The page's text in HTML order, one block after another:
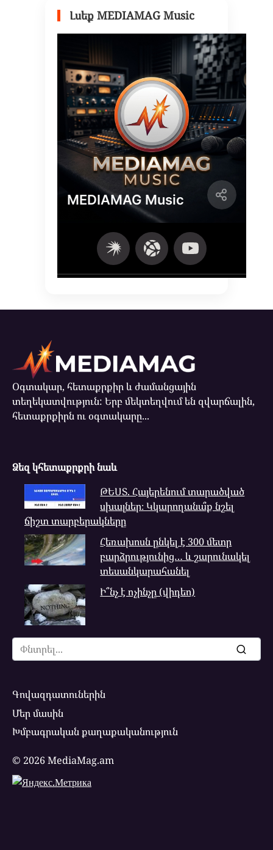
Լսեք MEDIAMAG Music
Օգտակար, հետաքրքիր և ժամանցային
տեղեկատվություն: Երբ մեկտեղվում են զվարճալին,
հետաքրքիրն ու օգտակարը...
Ձեզ կհետաքրքրի նաև
ԹԵՍՏ. Հայերենում տարածված
սխալներ։ Կկարողանա՞ք նշել
ճիշտ տարբերակները
Հեռախոսն ընկել է 300 մետր
բարձրությունից… և շարունակել
տեսանկարահանել
Ի՞նչ է ոչինչը (վիդեո)
Search
for:
Գովազդատուներին
Մեր մասին
Խմբագրական քաղաքականություն
© 2026 MediaMag.am